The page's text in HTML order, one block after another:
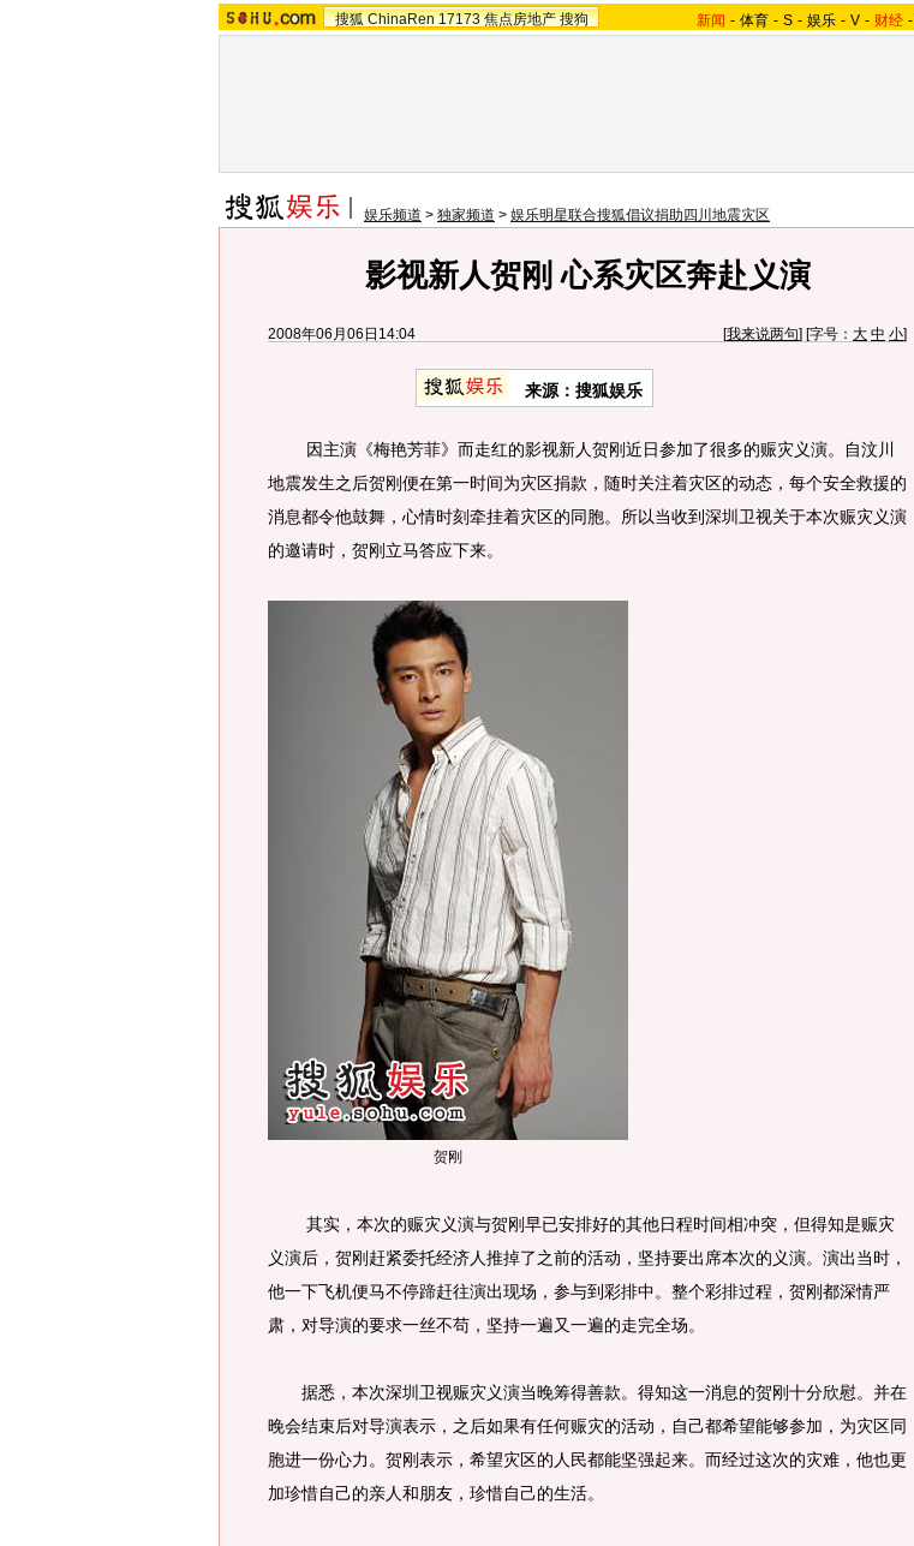
搜狐 ChinaRen 17173 焦点房地产 搜狗 新闻 - 体育 - S - 娱乐 - V - 财经 -
娱乐频道 > 独家频道 > 娱乐明星联合搜狐倡议捐助四川地震灾区
影视新人贺刚 心系灾区奔赴义演
2008年06月06日14:04 [我来说两句] [字号： 大 中 小]
来源：搜狐娱乐
因主演《梅艳芳菲》而走红的影视新人贺刚近日参加了很多的赈灾义演。自汶川
地震发生之后贺刚便在第一时间为灾区捐款，随时关注着灾区的动态，每个安全救援的
消息都令他鼓舞，心情时刻牵挂着灾区的同胞。所以当收到深圳卫视关于本次赈灾义演
的邀请时，贺刚立马答应下来。
贺刚
其实，本次的赈灾义演与贺刚早已安排好的其他日程时间相冲突，但得知是赈灾
义演后，贺刚赶紧委托经济人推掉了之前的活动，坚持要出席本次的义演。演出当时，
他一下飞机便马不停蹄赶往演出现场，参与到彩排中。整个彩排过程，贺刚都深情严
肃，对导演的要求一丝不苟，坚持一遍又一遍的走完全场。
据悉，本次深圳卫视赈灾义演当晚筹得善款。得知这一消息的贺刚十分欣慰。并在
晚会结束后对导演表示，之后如果有任何赈灾的活动，自己都希望能够参加，为灾区同
胞进一份心力。贺刚表示，希望灾区的人民都能坚强起来。而经过这次的灾难，他也更
加珍惜自己的亲人和朋友，珍惜自己的生活。